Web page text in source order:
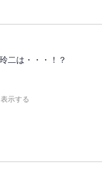
涙――!?
巻!!
二は・・・！？
は、
向かう!!
示する